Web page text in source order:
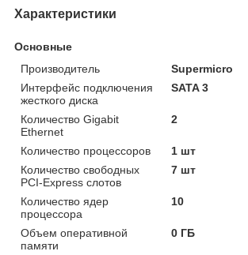
Характеристики
Основные
Производитель
Supermicro
Интерфейс подключения
жесткого диска
SATA 3
Количество Gigabit
Ethernet
2
Количество процессоров
1 шт
Количество свободных
PCI-Express слотов
7 шт
Количество ядер
процессора
10
Объем оперативной
памяти
0 ГБ